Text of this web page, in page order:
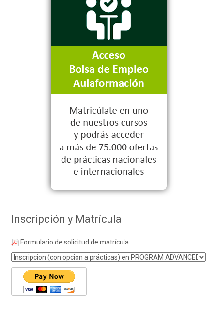
Inscripción y Matrícula
Formulario de solicitud de matrícula